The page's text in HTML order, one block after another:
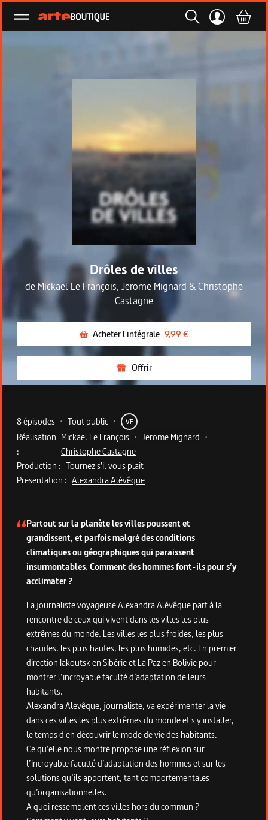
Ouvrir le menu
Drôles de villes
de Mickaël Le François, Jerome Mignard &Christophe
Castagne
Acheter l'intégrale 9,99 €
Offrir
Metadata du programme
8 épisodes • Tout public • VF
Réalisation
:
Mickaël Le François • Jerome Mignard •
Christophe Castagne
Production : Tournez s'il vous plait
Presentation : Alexandra Alévêque
Description de la série
Partout sur la planète les villes poussent et
grandissent, et parfois malgré des conditions
climatiques ou géographiques qui paraissent
insurmontables. Comment des hommes font-ils pour s’y
acclimater ?
La journaliste voyageuse Alexandra Alévêque part à la
rencontre de ceux qui vivent dans les villes les plus
extrêmes du monde. Les villes les plus froides, les plus
chaudes, les plus hautes, les plus humides, etc. En premier
direction Iakoutsk en Sibérie et La Paz en Bolivie pour
montrer l’incroyable faculté d’adaptation de leurs
habitants.
Alexandra Alevêque, journaliste, va expérimenter la vie
dans ces villes les plus extrêmes du monde et s'y installer,
le temps d'en découvrir le mode de vie des habitants.
Ce qu’elle nous montre propose une réflexion sur
l’incroyable faculté d’adaptation des hommes et sur les
solutions qu’ils apportent, tant comportementales
qu’organisationnelles.
A quoi ressemblent ces villes hors du commun ?